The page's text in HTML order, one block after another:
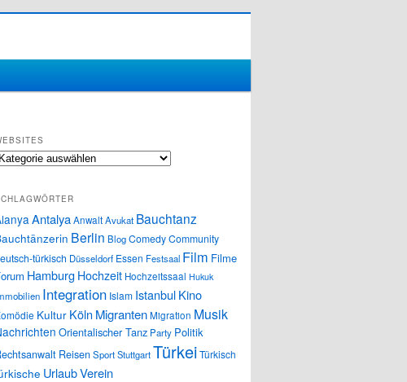
Websites
AntalyaAnwaltAvukat Bauchtanz
Berlin BlogComedyCommunity
türkisch Düsseldorf Essen Festsaal Film Filme
Hamburg Hochzeit Hochzeitssaal Hukuk
Integration Islam IstanbulKino
Kultur Köln MigrantenMigration Musik
Orientalischer Tanz Party Politik
ReisenSportStuttgartTürkeiTürkisch
UrlaubVerein